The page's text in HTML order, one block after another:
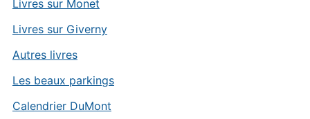
Livres sur Monet
Livres sur Giverny
Autres livres
Les beaux parkings
Calendrier DuMont